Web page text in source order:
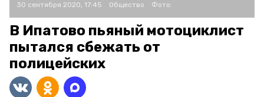
30 сентября 2020, 17:45 Общество Фото:
В Ипатово пьяный мотоциклист
пытался сбежать от
полицейских